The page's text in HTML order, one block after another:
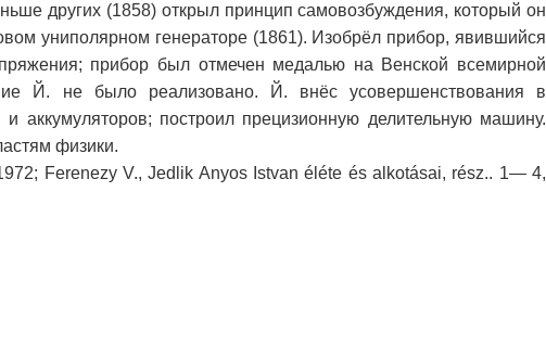
других (1858) открыл принцип самовозбуждения, который он
униполярном генераторе (1861). Изобрёл прибор, явившийся
прибор был отмечен медалью на Венской всемирной
Й. не было реализовано. Й. внёс усовершенствования в
и аккумуляторов; построил прецизионную делительную машину.
физики.
Ferenezy V., Jedlik Anyos Istvan éléte és alkotásai, rész.. 1— 4,